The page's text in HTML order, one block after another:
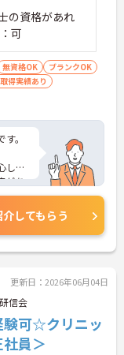
資格があれ
可
無資格OK
ブランクOK
得実績あり
。
して
があ
す。
イン
ださ
介してもらう
更新日：2026年06月04日
信会
験可☆クリニッ
員＞